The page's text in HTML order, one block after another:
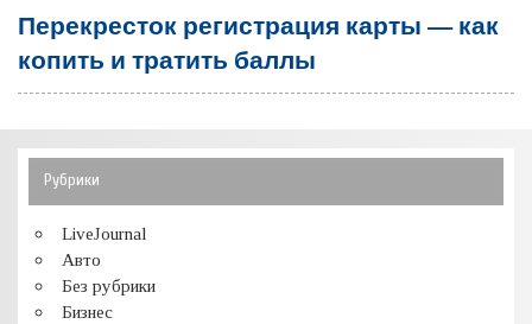
Перекресток регистрация карты — как
копить и тратить баллы
Рубрики
LiveJournal
Авто
Без рубрики
Бизнес